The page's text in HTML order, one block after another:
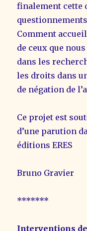
finalement cette
questionnements
Comment
de ceux que
dans les
les droits dans
de négation de
Ce projet est
d’une parution
éditions ERES
Bruno Gravier
*******
Interventions